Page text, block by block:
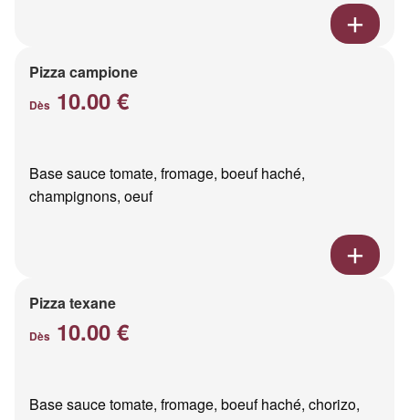
Pizza campione
Dès 10.00 €
Base sauce tomate, fromage, boeuf haché,
champignons, oeuf
Pizza texane
Dès 10.00 €
Base sauce tomate, fromage, boeuf haché, chorizo,